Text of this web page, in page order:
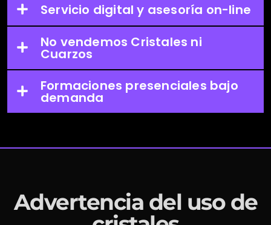
Servicio digital y asesoría on-line
No vendemos Cristales ni
Cuarzos
Formaciones presenciales bajo
demanda
Advertencia del uso de